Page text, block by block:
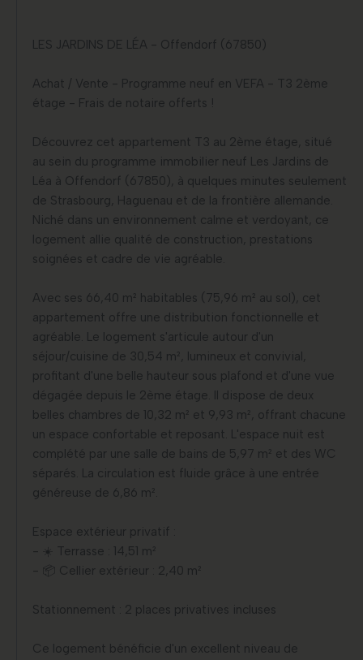
LES JARDINS DE LÉA - Offendorf (67850)
Achat / Vente - Programme neuf en VEFA - T3 2ème
étage - Frais de notaire offerts !
Découvrez cet appartement T3 au 2ème étage, situé
au sein du programme immobilier neuf Les Jardins de
Léa à Offendorf (67850), à quelques minutes seulement
de Strasbourg, Haguenau et de la frontière allemande.
Niché dans un environnement calme et verdoyant, ce
logement allie qualité de construction, prestations
soignées et cadre de vie agréable.
Avec ses 66,40 m² habitables (75,96 m² au sol), cet
appartement offre une distribution fonctionnelle et
agréable. Le logement s'articule autour d'un
séjour/cuisine de 30,54 m², lumineux et convivial,
profitant d'une belle hauteur sous plafond et d'une vue
dégagée depuis le 2ème étage. Il dispose de deux
belles chambres de 10,32 m² et 9,93 m², offrant chacune
un espace confortable et reposant. L'espace nuit est
complété par une salle de bains de 5,97 m² et des WC
séparés. La circulation est fluide grâce à une entrée
généreuse de 6,86 m².
Espace extérieur privatif :
- ☀️ Terrasse : 14,51 m²
- 📦 Cellier extérieur : 2,40 m²
Stationnement : 2 places privatives incluses
Ce logement bénéficie d'un excellent niveau de